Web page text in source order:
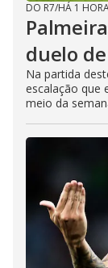
DO R7/HÁ 1
duelo
Na partida
escalação que
meio da